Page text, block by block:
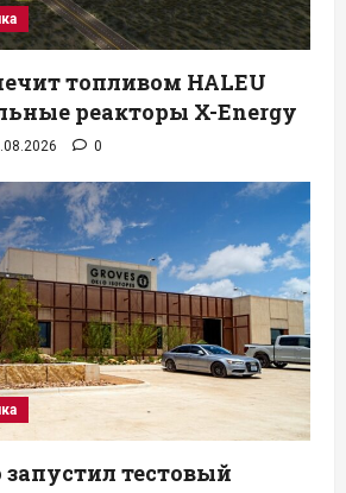
топливом HALEU
реакторы X-Energy
0
тестовый